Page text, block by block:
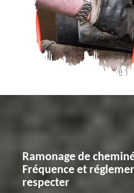
Ramonage de
Fréquence et
respecter